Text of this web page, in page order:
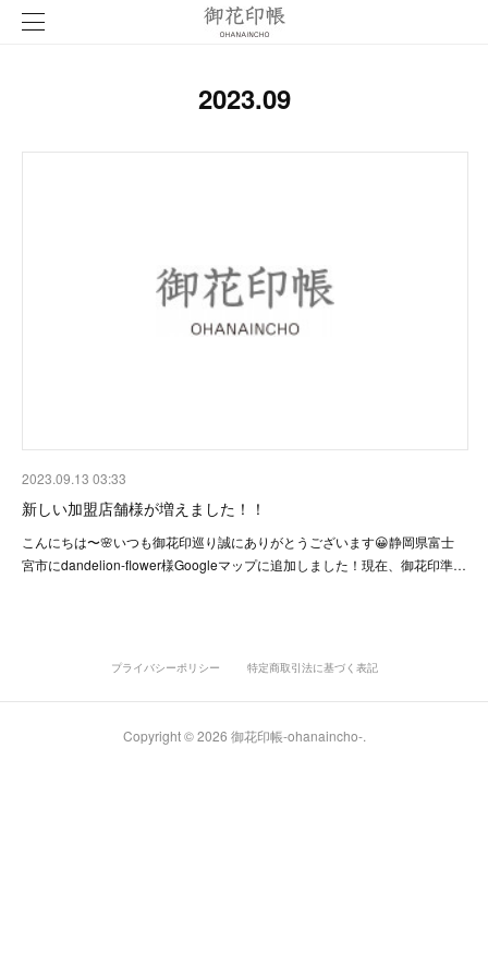
2023.09
2023.09.13 03:33
新しい加盟店舗様が増えました！！
こんにちは〜🌸いつも御花印巡り誠にありがとうございます😀静岡県富士
宮市にdandelion-flower様Googleマップに追加しました！現在、御花印準…
プライバシーポリシー 特定商取引法に基づく表記
Copyright ©2026 御花印帳-ohanaincho-.